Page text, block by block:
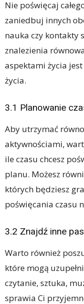
Nie poświęcaj
zaniedbuj innych
nauka czy kontakty
znalezienia
aspektami życia
życia.
3.1 Planowanie
Aby utrzymać
aktywnościami,
ile czasu chcesz
planu. Możesz
których będziesz
poświęcania czasu
3.2 Znajdź inne
Warto również
które mogą
czytanie, sztuka,
sprawia Ci